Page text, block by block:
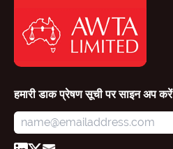
हमारी डाक प्रेषण सूची पर साइन अप करें